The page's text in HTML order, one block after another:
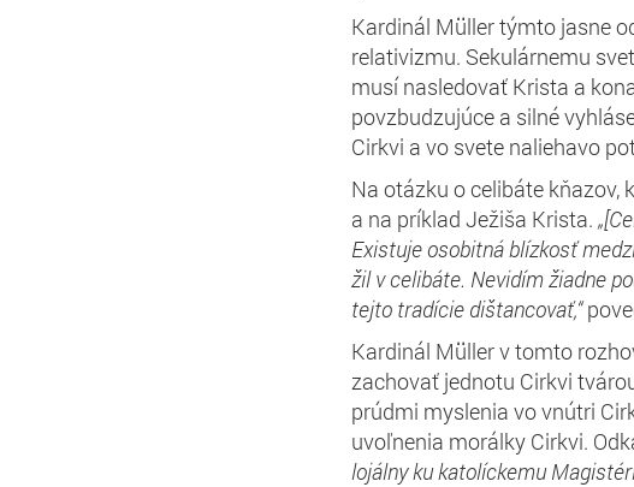
Kardinál Müller týmto jasne
relativizmu. Sekulárnemu
musí nasledovať Krista a
povzbudzujúce a silné
Cirkvi a vo svete naliehavo
Na otázku o celibáte kňazov,
a na príklad Ježiša Krista.
Existuje osobitná blízkosť
žil v celibáte. Nevidím žiadne
tejto tradície dištancovať,“
Kardinál Müller v tomto
zachovať jednotu Cirkvi
prúdmi myslenia vo vnútri
uvoľnenia morálky Cirkvi.
lojálnyku katolíckemu M